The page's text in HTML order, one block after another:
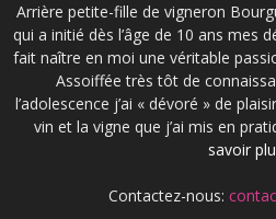
Arrière petite-fille de vigneron
qui a initié dès l’âge de 10 ans mes
fait naître en moi une véritable
Assoiffée très tôt de
l’adolescence j’ai « dévoré » de
vin et la vigne que j’ai mis en
savoir
Contactez-nous: